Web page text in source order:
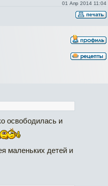
01 Апр 2014 11:04
освободилась и
маленьких детей и